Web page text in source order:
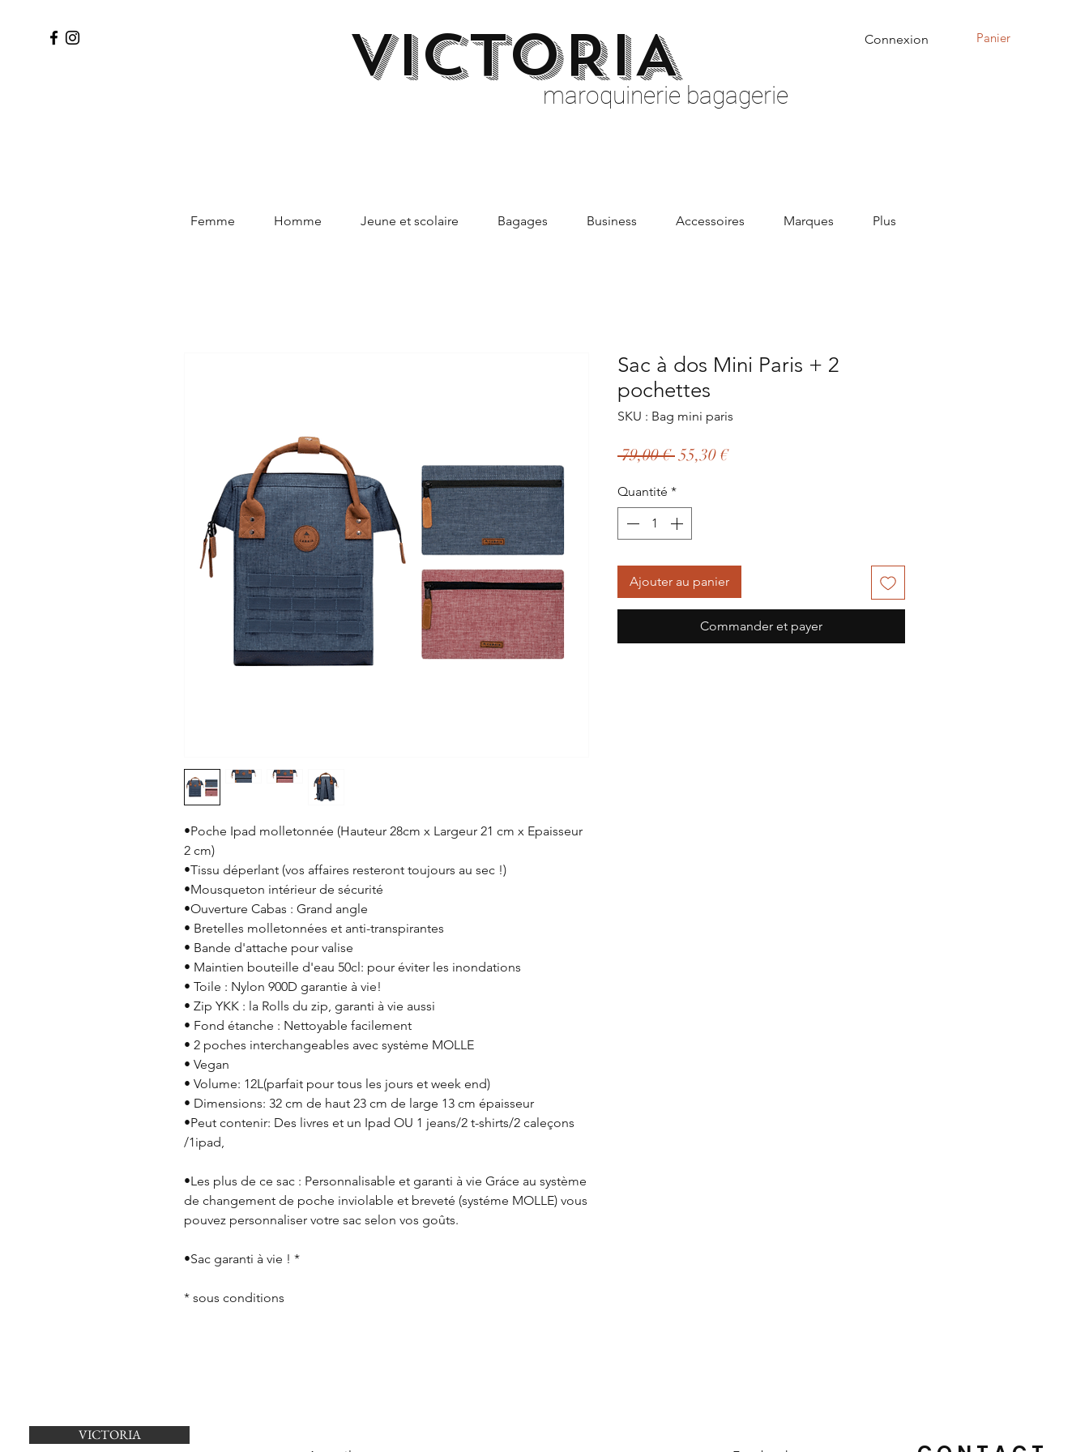
Panier
Connexion
VICTORIA
maroquinerie bagagerie
Femme Homme Jeune et scolaire Bagages Business Accessoires Marques Plus
•Poche Ipad molletonnée (Hauteur 28cm x Largeur 21 cm x Epaisseur
2 cm)
•Tissu déperlant (vos affaires resteront toujours au sec !)
•Mousqueton intérieur de sécurité
•Ouverture Cabas : Grand angle
• Bretelles molletonnées et anti-transpirantes
• Bande d'attache pour valise
• Maintien bouteille d'eau 50cl: pour éviter les inondations
• Toile : Nylon 900D garantie à vie!
• Zip YKK : la Rolls du zip, garanti à vie aussi
• Fond étanche : Nettoyable facilement
• 2 poches interchangeables avec systėme MOLLE
• Vegan
• Volume: 12L(parfait pour tous les jours et week end)
• Dimensions: 32 cm de haut 23 cm de large 13 cm épaisseur
•Peut contenir: Des livres et un Ipad OU 1 jeans/2 t-shirts/2 caleçons
/1ipad,
•Les plus de ce sac : Personnalisable et garanti à vie Gráce au système
de changement de poche inviolable et breveté (systéme MOLLE) vous
pouvez personnaliser votre sac selon vos goûts.
•Sac garanti à vie ! *
* sous conditions
Sac à dos Mini Paris + 2
pochettes
SKU : Bag mini paris
79,00 € Prix
55,30 €Prix
Quantité *
Ajouter au panier
Commander et payer
VICTORIA